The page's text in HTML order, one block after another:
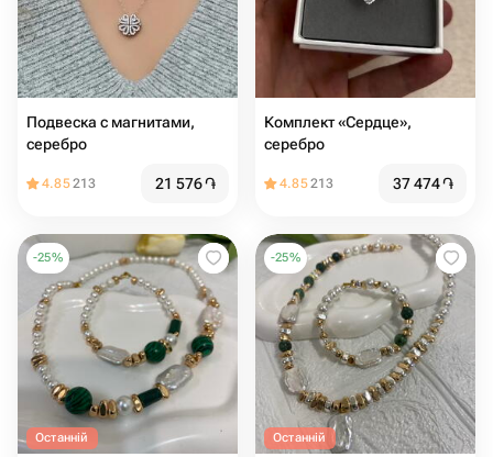
Подвеска с магнитами,
серебро
4.85213 21 576֏
Комплект «Сердце»,
серебро
4.85213 37 474֏
-25%
Останній
-25%
Останній